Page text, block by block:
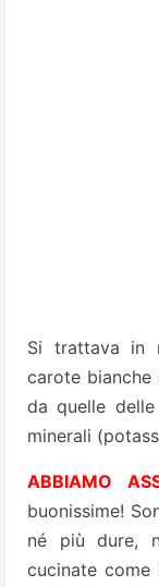
Si trattava in
carote bianche
da quelle
minerali
ABBIAMO
buonissime!
né più dure,
cucinate come